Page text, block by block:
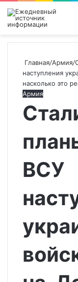
Главная/Армия/
наступления
насколько это
Армия
ВСУ